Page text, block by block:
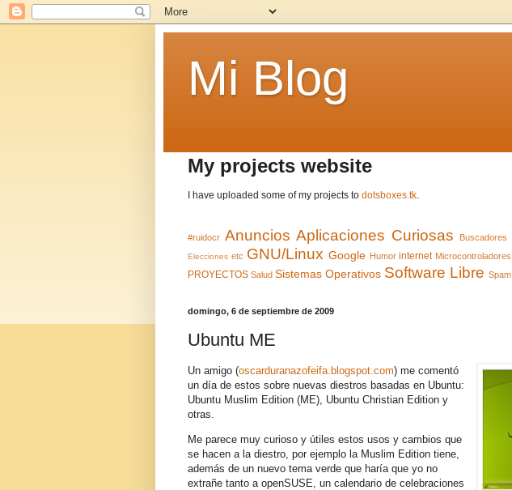
Mi Blog
My projects website
I have uploaded some of my projects to dotsboxes.tk.
#ruidocr Anuncios Aplicaciones Curiosas Buscadores
Elecciones etc GNU/Linux Google Humor internet Microcontroladores
PROYECTOS Salud Sistemas Operativos Software Libre Spam
domingo, 6 de septiembre de 2009
Ubuntu ME
Un amigo (oscarduranazofeifa.blogspot.com) me comentó
un día de estos sobre nuevas diestros basadas en Ubuntu:
Ubuntu Muslim Edition (ME), Ubuntu Christian Edition y
otras.
Me parece muy curioso y útiles estos usos y cambios que
se hacen a la diestro, por ejemplo la Muslim Edition tiene,
además de un nuevo tema verde que haría que yo no
extrañe tanto a openSUSE, un calendario de celebraciones